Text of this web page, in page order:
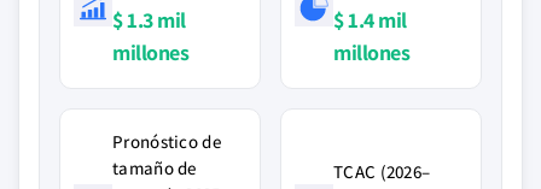
$ 1.3 mil
millones
$ 1.4 mil
millones
Pronóstico de
tamaño de
TCAC (2026–